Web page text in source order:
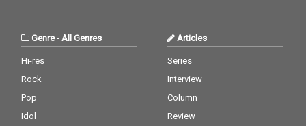
Genre- All Genres
Hi-res
Rock
Pop
Idol
Articles
Series
Interview
Column
Review